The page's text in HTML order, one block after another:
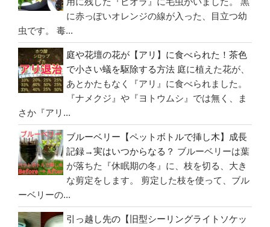
に赤っぽいオレンジの線が入った、目立つ幼
虫です。 毒...
庭や花壇の花が【アリ】に食べられた！茶色
で小さい蟻を駆除する方法 庭に植えた花が、
あとかたもなく『アリ』に食べられました。
『ナメクジ』や『ヨトウムシ』では無く、ま
さか『アリ...
ブルーベリー【ペットボトルで挿し木】成長
記録→実はいつからなる？ ブルーベリーは葉
が落ちた『休眠期の冬』に、枝を切る、大き
な剪定をします。 剪定した枝を使って、ブル
ーベリーの...
引っ越し先の【旧型シーリングライトソケッ